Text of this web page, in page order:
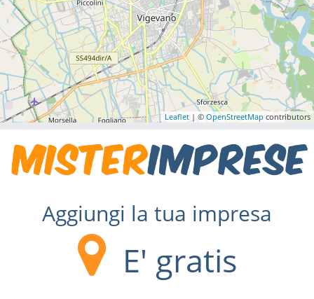
Leaflet | ©OpenStreetMap contributors
Aggiungi la tua impresa
E' gratis